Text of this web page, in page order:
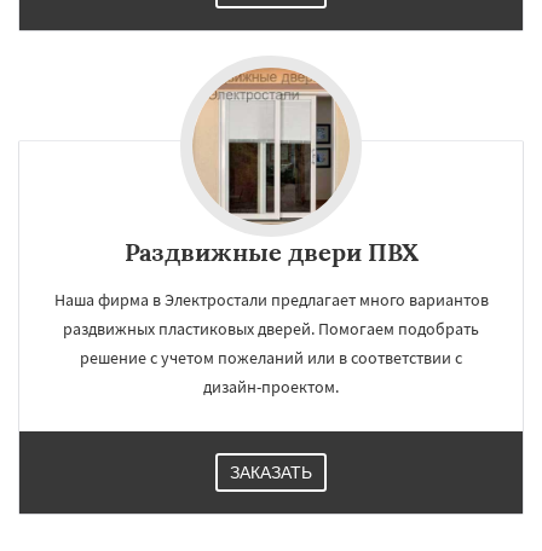
Раздвижные двери ПВХ
Наша фирма в Электростали предлагает много вариантов
раздвижных пластиковых дверей. Помогаем подобрать
решение с учетом пожеланий или в соответствии с
дизайн-проектом.
ЗАКАЗАТЬ